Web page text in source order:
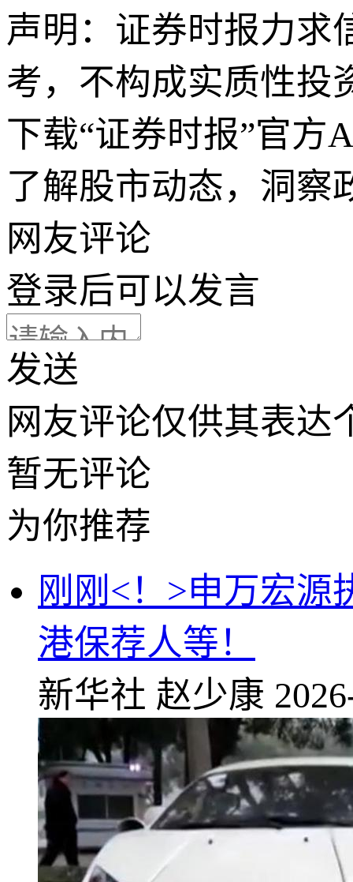
声明：证券时报力求
考，不构成实质性投
下载“证券时报”官方
了解股市动态，洞察
网友评论
登录后可以发言
发送
网友评论仅供其表达
暂无评论
为你推荐
刚刚<！>申万宏源
港保荐人等！
新华社 赵少康